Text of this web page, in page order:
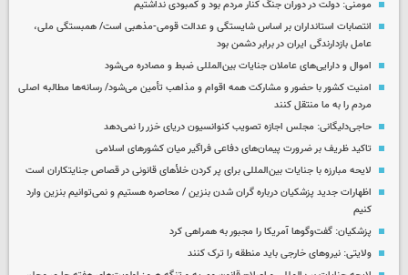
مومنی: دولت در دوران جنگ کنار مردم بود و کمبودی نداشتیم
انتصابات استانداران بر اساس شایستگی و عدالت قومی-مذهبی است/ همبستگی ملی،
عامل بازدارندگی ایران در برابر دشمن بود
اموال و دارایی‌های عاملان جنایات بین‌المللی ضبط و مصادره می‌شود
امنیت کشور با حضور و مشارکت همه اقوام و مذاهب تأمین می‌شود/ رسانه‌ها مطالبه اصلی
مردم را به ما منتقل کنند
حاجی‌دلیگانی: مجلس اجازه تصویب کنوانسیون دریای خزر را نمی‌دهد
تاکید ظریف بر ضرورت پیمان‌های دفاعی فراگیر میان کشورهای اسلامی
لایحه مبارزه با جنایات بین‌المللی برای پر کردن خلأهای قانونی در قصاص جنایتکاران است
اظهارات جدید پزشکیان درباره گران شدن بنزین / محاصره هستیم و نمی‌توانیم بنزین وارد
کنیم
پزشکیان: گفت‌وگوها آمریکا را مجبور به همراهی کرد
ولایتی: نیروهای خارجی باید منطقه را ترک کنند